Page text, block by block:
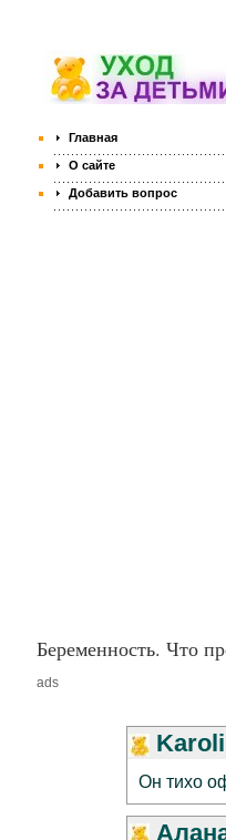
Главная
О сайте
Добавить вопрос
Беременность. Что
ads
Он тихо